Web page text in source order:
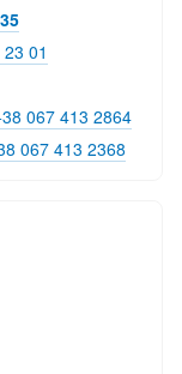
01
067 413 2864
067 413 2368